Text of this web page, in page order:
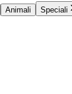
Animali
Speciali